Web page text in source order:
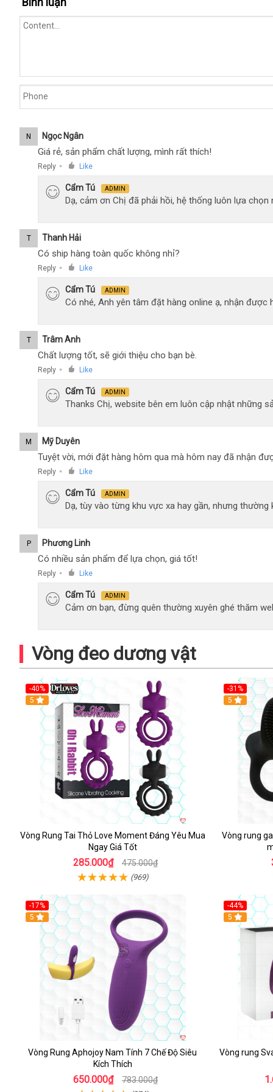
Đeo
Dương
Vật
2
Tầng
Tăng
Khoái
Cảm
N Ngọc Ngân
Giá rẻ, sản phẩm chất lượng, mình rất thích!
Reply ● Like
Cẩm Tú ADMIN
Dạ, cảm ơn Chị đã phải hồi, hệ thống luôn lựa
T Thanh Hải
Có ship hàng toàn quốc không nhỉ?
Reply ● Like
Cẩm Tú ADMIN
Có nhé, Anh yên tâm đặt hàng online ạ, nhận
T Trâm Anh
Chất lượng tốt, sẽ giới thiệu cho bạn bè.
Reply ● Like
Cẩm Tú ADMIN
Thanks Chị, website bên em luôn cập nhật những
M Mỹ Duyên
Tuyệt vời, mới đặt hàng hôm qua mà hôm nay đã nhận
Reply ● Like
Cẩm Tú ADMIN
Dạ, tùy vào từng khu vực xa hay gần, nhưng
P Phương Linh
Có nhiều sản phẩm để lựa chọn, giá tốt!
Reply ● Like
Cẩm Tú ADMIN
Cảm ơn bạn, đừng quên thường xuyên ghé thăm
Vòng đeo dương vật
-40%
5
Vòng Rung Tai Thỏ Love Moment Đáng Yêu Mua
Ngay Giá Tốt
285.000₫ 475.000₫
(969)
-31%
5
Vòng rung
-17%
Hot
5
Vòng Rung Aphojoy Nam Tính 7 Chế Độ Siêu
Kích Thích
650.000₫ 783.000₫
-44%
5
Vòng rung